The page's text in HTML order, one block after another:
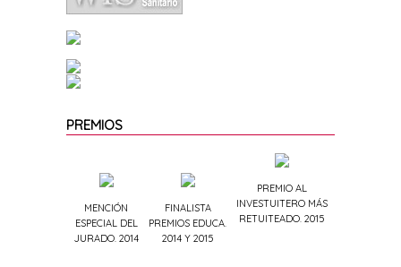
PREMIOS
MENCIÓN
ESPECIAL DEL
JURADO. 2014
FINALISTA
PREMIOS EDUCA.
2014 Y 2015
PREMIO AL
INVESTUITERO MÁS
RETUITEADO. 2015